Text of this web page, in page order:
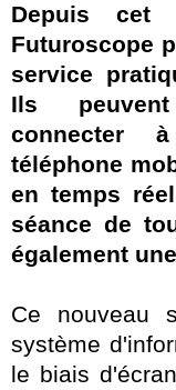
Depuis
Futuroscope
service
Ils
connecter
téléphone
en temps
séance de
également
Ce nouveau
système
le biais